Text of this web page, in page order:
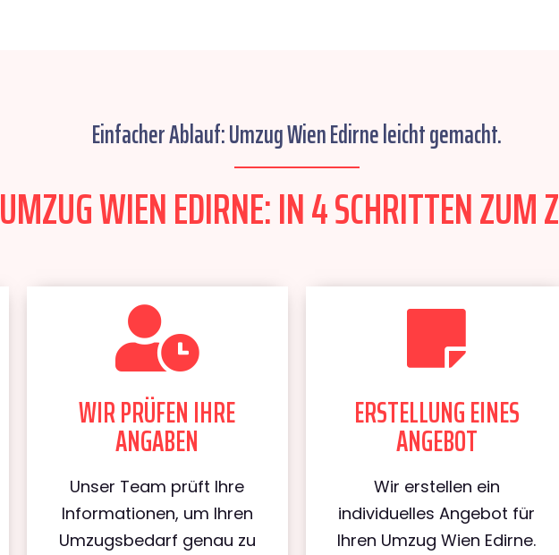
Einfacher Ablauf: Umzug Wien Edirne leicht gemacht.
UMZUG WIEN EDIRNE: IN 4 SCHRITTEN ZUM
WIR PRÜFEN IHRE
ANGABEN
Unser Team prüft Ihre
Informationen, um Ihren
Umzugsbedarf genau zu
ERSTELLUNG EINES
ANGEBOT
Wir erstellen ein
individuelles Angebot für
Ihren Umzug Wien Edirne.